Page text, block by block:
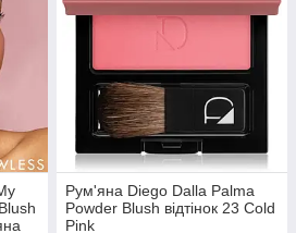
Рум'яна Diego Dalla Palma
Powder Blush відтінок 23 Cold
Pink